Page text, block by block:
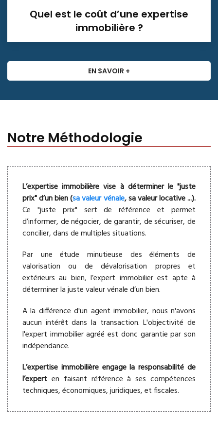
Quel est le coût d’une expertise
immobilière ?
EN SAVOIR +
Notre Méthodologie
L’expertise immobilière vise à déterminer le "juste
prix" d’un bien (sa valeur vénale, sa valeur locative ...).
Ce "juste prix" sert de référence et permet
d’informer, de négocier, de garantir, de sécuriser, de
concilier, dans de multiples situations.
Par une étude minutieuse des éléments de
valorisation ou de dévalorisation propres et
extérieurs au bien, l’expert immobilier est apte à
déterminer la juste valeur vénale d’un bien.
A la différence d'un agent immobilier, nous n'avons
aucun intérêt dans la transaction. L'objectivité de
l'expert immobilier agréé est donc garantie par son
indépendance.
L’expertise immobilière engage la responsabilité de
l’expert en faisant référence à ses compétences
techniques, économiques, juridiques, et fiscales.